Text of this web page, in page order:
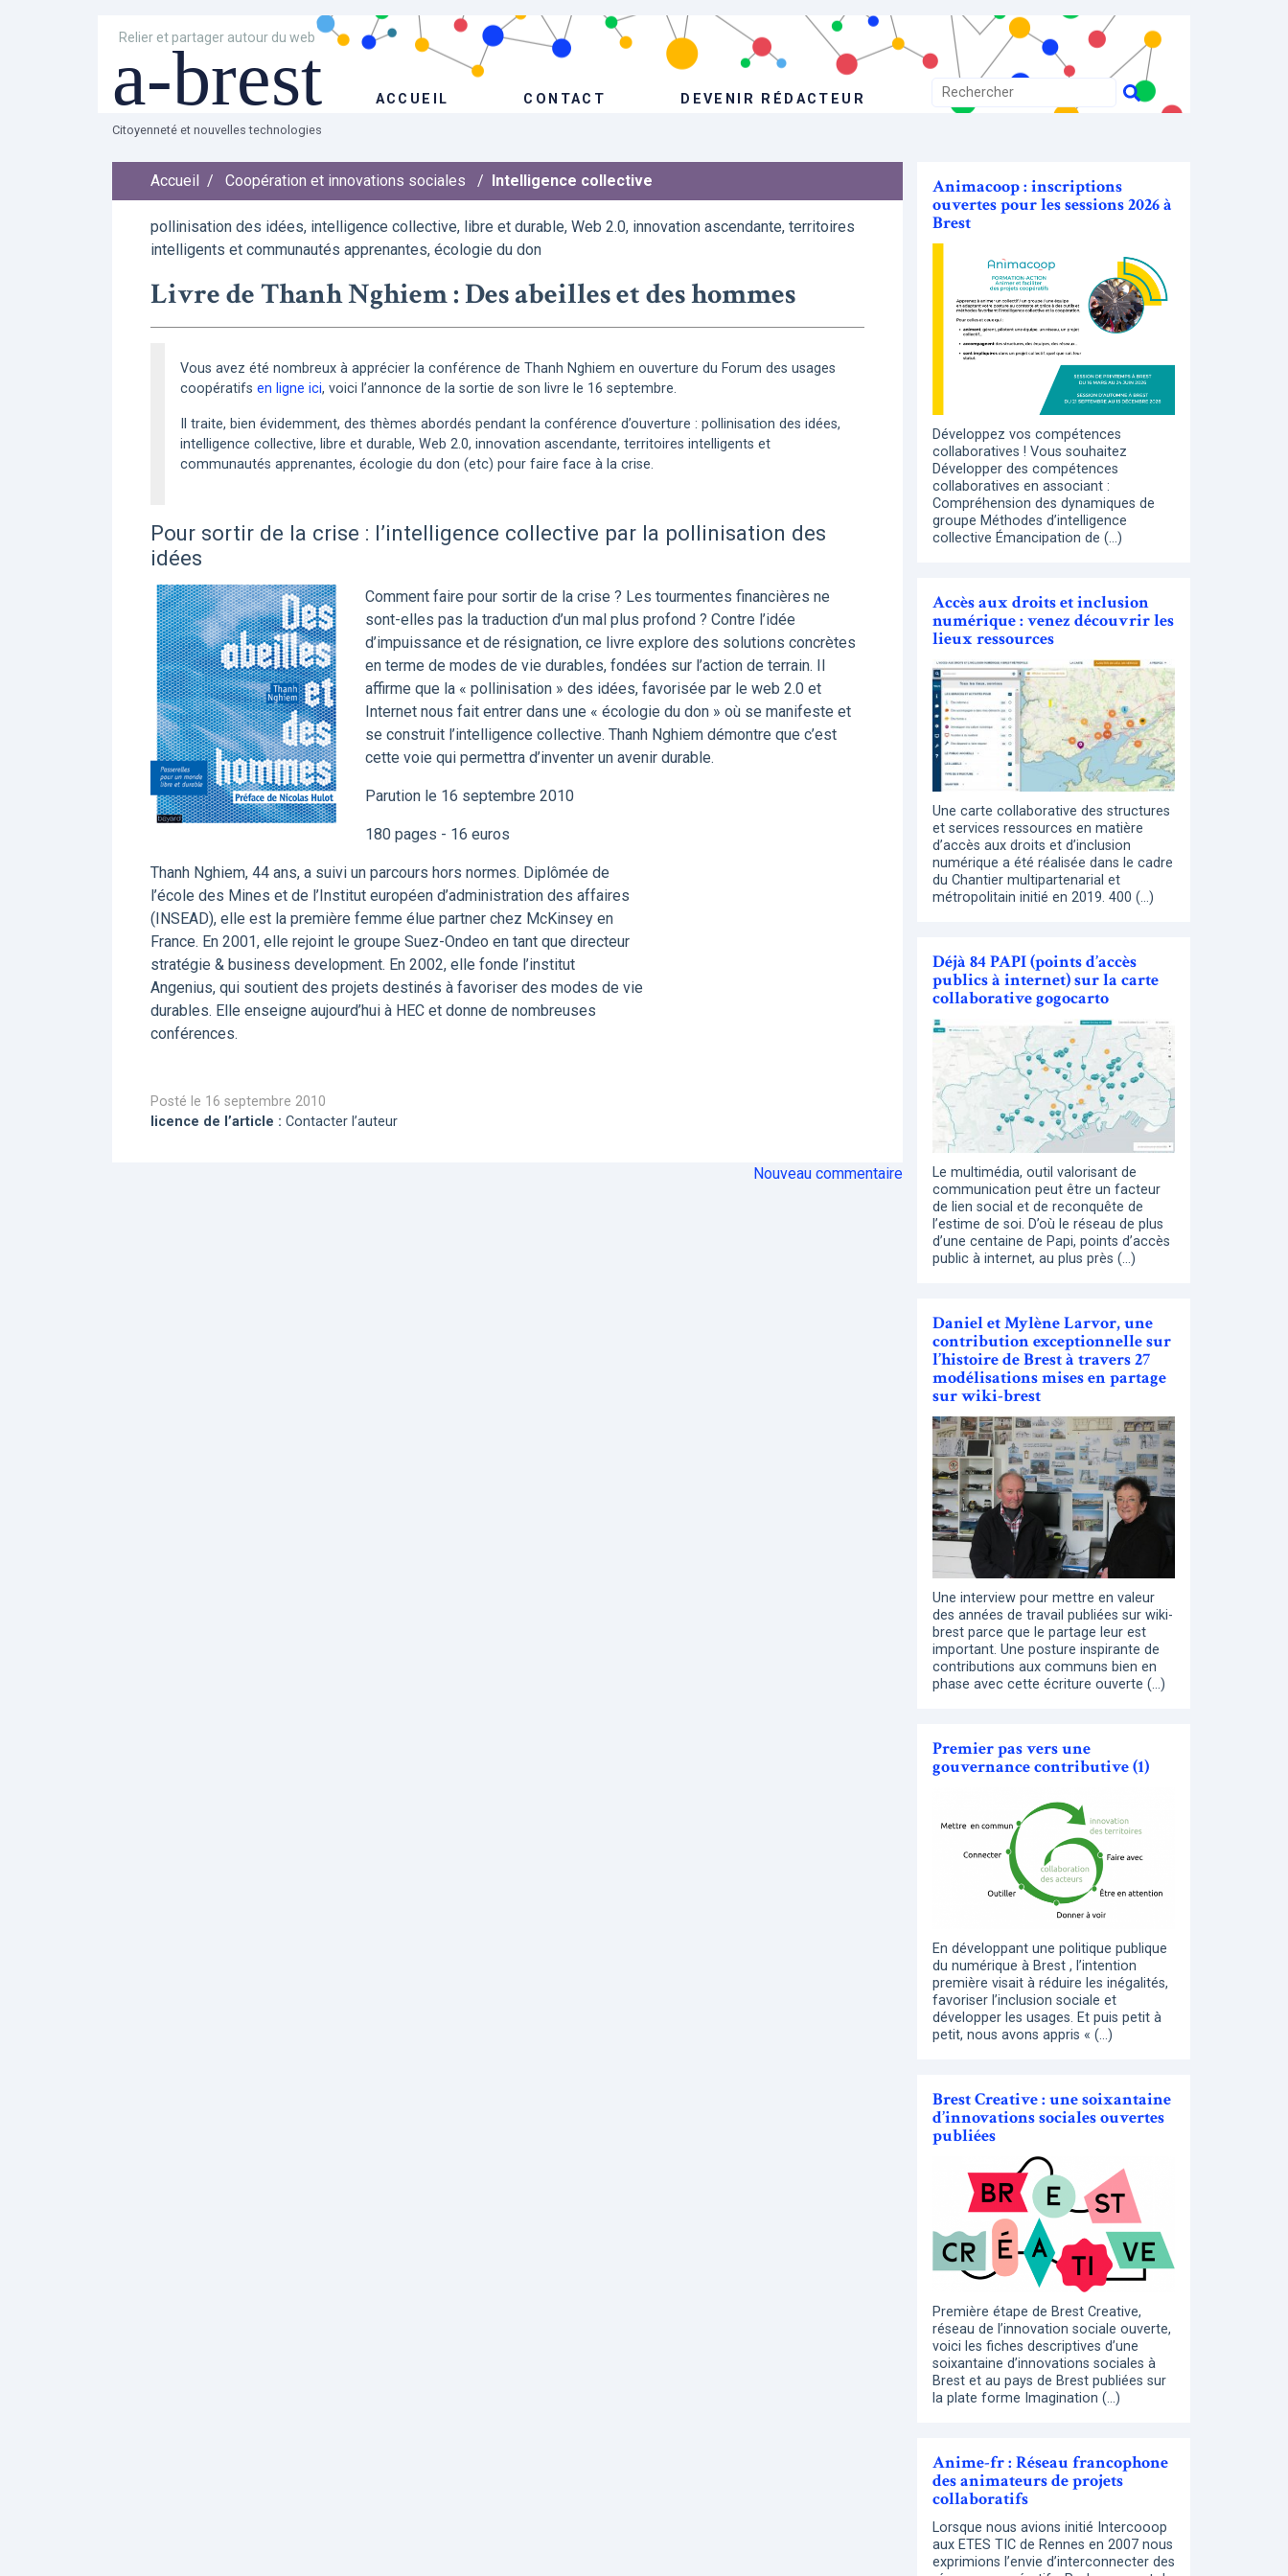
Relier et partager autour du web
a-brest ACCUEIL CONTACT DEVENIR RÉDACTEUR
Citoyenneté et nouvelles technologies
Accueil / Coopération et innovations sociales / Intelligence collective
pollinisation des idées, intelligence collective, libre et durable, Web 2.0, innovation ascendante, territoires
intelligents et communautés apprenantes, écologie du don
Livre de Thanh Nghiem : Des abeilles et des hommes
Vous avez été nombreux à apprécier la conférence de Thanh Nghiem en ouverture du Forum des usages
coopératifs en ligne ici, voici l’annonce de la sortie de son livre le 16 septembre.
Il traite, bien évidemment, des thèmes abordés pendant la conférence d’ouverture : pollinisation des idées,
intelligence collective, libre et durable, Web 2.0, innovation ascendante, territoires intelligents et
communautés apprenantes, écologie du don (etc) pour faire face à la crise.
Pour sortir de la crise : l’intelligence collective par la pollinisation des
idées
Comment faire pour sortir de la crise ? Les tourmentes financières ne
sont-elles pas la traduction d’un mal plus profond ? Contre l’idée
d’impuissance et de résignation, ce livre explore des solutions concrètes
en terme de modes de vie durables, fondées sur l’action de terrain. Il
affirme que la « pollinisation » des idées, favorisée par le web 2.0 et
Internet nous fait entrer dans une « écologie du don » où se manifeste et
se construit l’intelligence collective. Thanh Nghiem démontre que c’est
cette voie qui permettra d’inventer un avenir durable.
Parution le 16 septembre 2010
180 pages - 16 euros
Thanh Nghiem, 44 ans, a suivi un parcours hors normes. Diplômée de
l’école des Mines et de l’Institut européen d’administration des affaires
(INSEAD), elle est la première femme élue partner chez McKinsey en
France. En 2001, elle rejoint le groupe Suez-Ondeo en tant que directeur
stratégie & business development. En 2002, elle fonde l’institut
Angenius, qui soutient des projets destinés à favoriser des modes de vie
durables. Elle enseigne aujourd’hui à HEC et donne de nombreuses
conférences.
Posté le 16 septembre 2010
licence de l’article : Contacter l’auteur
Nouveau commentaire
Animacoop : inscriptions
ouvertes pour les sessions 2026 à
Brest
Développez vos compétences
collaboratives ! Vous souhaitez
Développer des compétences
collaboratives en associant :
Compréhension des dynamiques de
groupe Méthodes d’intelligence
collective Émancipation de (…)
Accès aux droits et inclusion
numérique : venez découvrir les
lieux ressources
Une carte collaborative des structures
et services ressources en matière
d’accès aux droits et d’inclusion
numérique a été réalisée dans le cadre
du Chantier multipartenarial et
métropolitain initié en 2019. 400 (…)
Déjà 84 PAPI (points d’accès
publics à internet) sur la carte
collaborative gogocarto
Le multimédia, outil valorisant de
communication peut être un facteur
de lien social et de reconquête de
l’estime de soi. D’où le réseau de plus
d’une centaine de Papi, points d’accès
public à internet, au plus près (…)
Daniel et Mylène Larvor, une
contribution exceptionnelle sur
l’histoire de Brest à travers 27
modélisations mises en partage
sur wiki-brest
Une interview pour mettre en valeur
des années de travail publiées sur wiki-
brest parce que le partage leur est
important. Une posture inspirante de
contributions aux communs bien en
phase avec cette écriture ouverte (…)
Premier pas vers une
gouvernance contributive (1)
En développant une politique publique
du numérique à Brest , l’intention
première visait à réduire les inégalités,
favoriser l’inclusion sociale et
développer les usages. Et puis petit à
petit, nous avons appris « (…)
Brest Creative : une soixantaine
d’innovations sociales ouvertes
publiées
Première étape de Brest Creative,
réseau de l’innovation sociale ouverte,
voici les fiches descriptives d’une
soixantaine d’innovations sociales à
Brest et au pays de Brest publiées sur
la plate forme Imagination (…)
Anime-fr : Réseau francophone
des animateurs de projets
collaboratifs
Lorsque nous avions initié Intercooop
aux ETES TIC de Rennes en 2007 nous
exprimions l’envie d’interconnecter des